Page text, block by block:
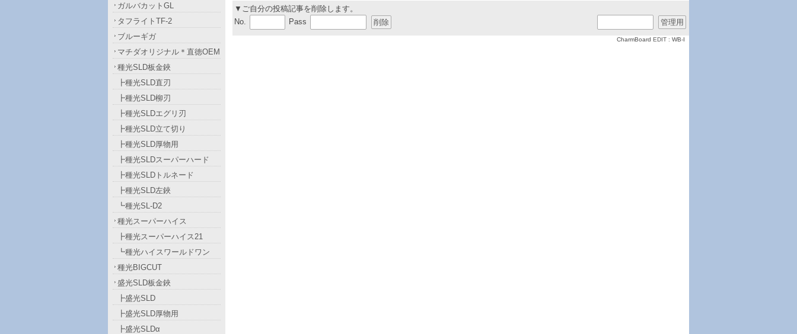
▼ご自分の投稿記事を削除します。
No.
Pass
CharmBoard EDIT : WB-I
ガルバカットGL
タフライトTF-2
ブルーギガ
マチダオリジナル＊直徳OEM
種光SLD板金鋏
┣種光SLD直刃
┣種光SLD柳刃
┣種光SLDエグリ刃
┣種光SLD立て切り
┣種光SLD厚物用
┣種光SLDスーパーハード
┣種光SLDトルネード
┣種光SLD左鋏
┗種光SL-D2
種光スーパーハイス
┣種光スーパーハイス21
┗種光ハイスワールドワン
種光BIGCUT
盛光SLD板金鋏
┣盛光SLD
┣盛光SLD厚物用
┣盛光SLDα